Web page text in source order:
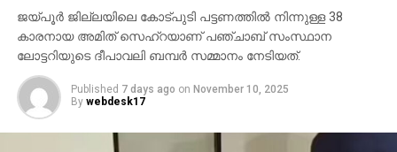
ഉന്നയിക്കില്ലെന്നും ഉപയോക്താക്കള്‍ ഓണ്‍ലൈനില്‍
കൂടുതല്‍ ജാഗ്രത പാലിക്കണമെന്നും ഗൂഗിള്‍
വ്യക്തമാക്കി.
ജയ്പൂര്‍ ജില്ലയിലെ കോട്പുടി പട്ടണത്തില്‍ നിന്നുള്ള 38
കാരനായ അമിത് സെഹ്‌റയാണ് പഞ്ചാബ് സംസ്ഥാന
ലോട്ടറിയുടെ ദീപാവലി ബമ്പര്‍ സമ്മാനം നേടിയത്.
Published 7 days ago on November 10, 2025
By webdesk17